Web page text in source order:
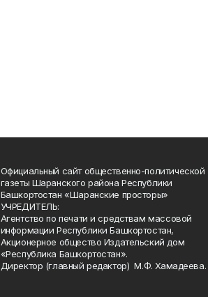
Официальный сайт общественно-политической
газеты Шаранского района Республики
Башкортостан «Шаранские просторы»
УЧРЕДИТЕЛЬ:
Агентство по печати и средствам массовой
информации Республики Башкортостан,
Акционерное общество Издательский дом
«Республика Башкортостан».
Директор (главный редактор) М.Ф. Хамадеева.